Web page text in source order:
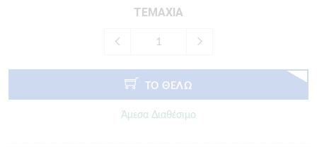
ΤΕΜΑΧΙΑ
ΤΟ ΘΕΛΩ
Άμεσα Διαθέσιμο